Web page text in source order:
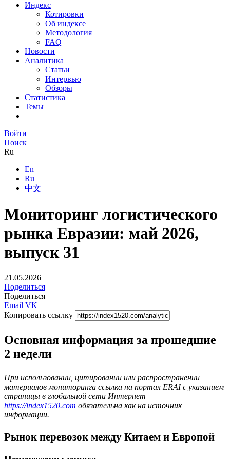
Индекс
Котировки
Об индексе
Методология
FAQ
Новости
Аналитика
Статьи
Интервью
Обзоры
Статистика
Темы
Войти
Поиск
Ru
En
Ru
中文
Мониторинг логистического
рынка Евразии: май 2026,
выпуск 31
21.05.2026
Поделиться
Поделиться
Email VK
Копировать ссылку
Основная информация за прошедшие
2 недели
При использовании, цитировании или распространении
материалов мониторинга ссылка на портал ERAI с указанием
страницы в глобальной сети Интернет
https://index1520.com обязательна как на источник
информации.
Рынок перевозок между Китаем и Европой